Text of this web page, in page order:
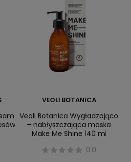
VEOLI BOTANICA
Veoli Botanica Wygładzająco
– nabłyszczająca maska
Make Me Shine 140 ml
0.0